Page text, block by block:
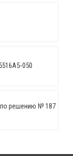
050
по решению № 187